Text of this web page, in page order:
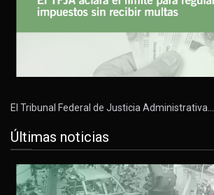
El Tribunal Federal de Justicia Administrativa…
Últimas noticias